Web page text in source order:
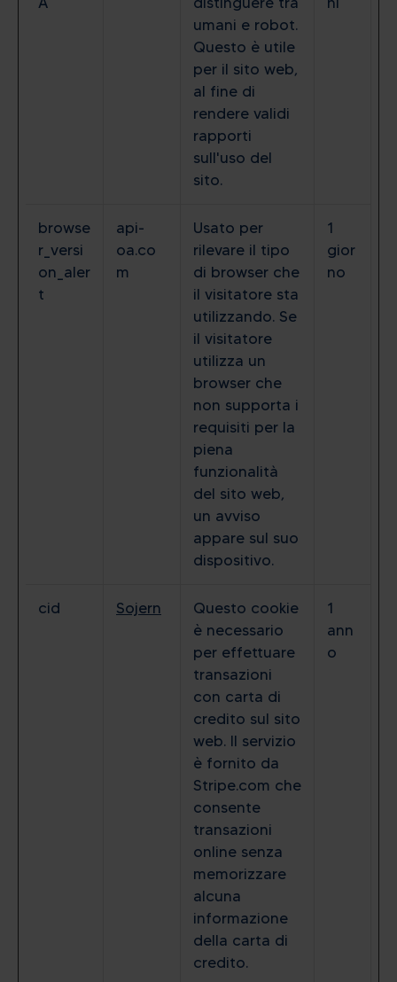
umani e robot.
Questo è utile
per il sito web,
al fine di
rendere validi
rapporti
sull'uso del
sito.
browse
r_versi
on_aler
t
api-
oa.co
m
Usato per
rilevare il tipo
di browser che
il visitatore sta
utilizzando. Se
il visitatore
utilizza un
browser che
non supporta i
requisiti per la
piena
funzionalità
del sito web,
un avviso
appare sul suo
dispositivo.
1
gior
no
cid Sojern
Questo cookie
è necessario
per effettuare
transazioni
con carta di
credito sul sito
web. Il servizio
è fornito da
Stripe.com che
consente
transazioni
online senza
memorizzare
alcuna
informazione
della carta di
credito.
1
ann
o